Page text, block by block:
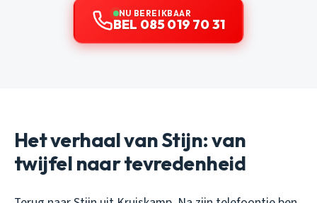
NU BEREIKBAAR
BEL 085 019 70 31
Het verhaal van Stijn: van
twijfel naar tevredenheid